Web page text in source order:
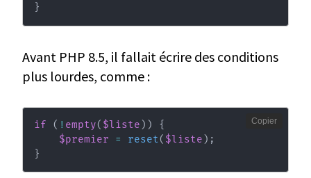
}
Avant PHP 8.5, il fallait écrire des conditions
plus lourdes, comme :
if ( ! empty( $liste ) )
{
$premier
= reset( $liste ) ;
}
Copier